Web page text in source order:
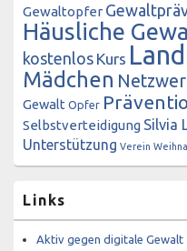
Gewaltopfer
Häusliche
kostenlos Kurs
Mädchen
Gewalt Opfer
Selbstverteidigung Silvia
Unterstützung Verein
Links
Aktiv gegen digitale Gewalt